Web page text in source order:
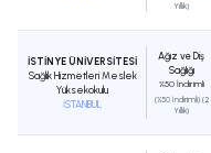
Yıllık)
İSTİNYE ÜNİVERSİTESİ
Sağlık Hizmetleri Meslek
Yüksekokulu
İSTANBUL
Ağız ve Diş
Sağlığı
%50 İndirimli
(%50 İndirimli) (2
Yıllık)